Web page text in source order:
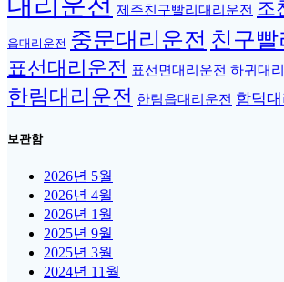
제주친구빨리대리운전 조
읍대리운전 중문대리운전 친구빨
표선대리운전 표선면대리운전 하귀대
한림대리운전 한림읍대리운전 함덕
보관함
2026년 5월
2026년 4월
2026년 1월
2025년 9월
2025년 3월
2024년 11월